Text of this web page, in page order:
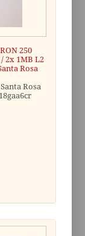
250
2x 1MB L2
Rosa
Rosa